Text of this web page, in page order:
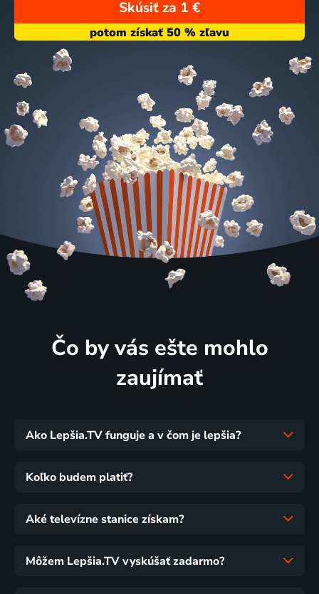
Skúsiť za 1 €
Čo by vás ešte mohlo
zaujímať
Ako Lepšia.TV funguje a v čom je lepšia?
Koľko budem platiť?
Aké televízne stanice získam?
Môžem Lepšia.TV vyskúšať zadarmo?